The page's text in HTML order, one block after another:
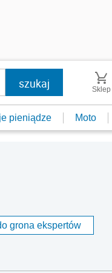
Sklep
pieniądze Moto
grona ekspertów